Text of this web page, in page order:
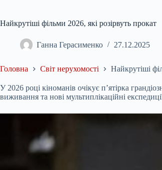
Найкрутіші фільми 2026, які розірвуть прокат
Ганна Герасименко 27.12.2025
Головна Світ нерухомості Найкрутіші
У 2026 році кіноманів очікує п’ятірка
виживання та нові мультиплікаційні